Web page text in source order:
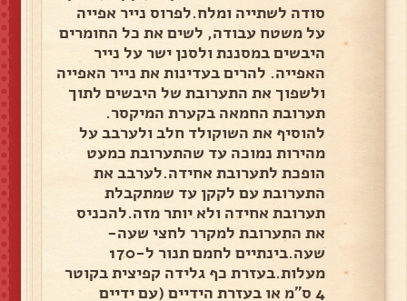
סודה לשתייה ומלח.לפרוס נייר אפייה
על משטח עבודה, לשים את כל החומרים
היבשים במסננת ולסנן ישר על נייר
האפייה. להרים בעדינות את נייר האפייה
ולשפוך את התערובת של היבשים לתוך
תערובת החמאה בקערת המיקסר.
להוסיף את השוקולד חלב ולערבב על
מהירות נמוכה עד שהתערובת כמעט
הופכת לתערובת אחידה.לערבב את
התערובת עם לקקן עד שמתקבלת
תערובת אחידה ולא יותר מזה.להכניס
את התערובת למקרר לחצי שעה-
שעה.בינתיים לחמם תנור ל-170
מעלות.בעזרת כף גלידה קפיצית בקוטר
4 ס"מ או בעזרת הידיים (עם ידיים